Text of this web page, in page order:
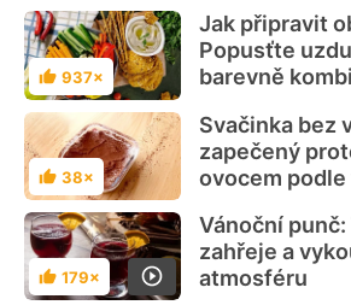
Hodnocení
937×
Jak připravit
Popusťte
barevně
Hodnocení
38×
Svačinka bez
zapečený
ovocem podle
Hodnocení
179×
Vánoční
zahřeje a
atmosféru